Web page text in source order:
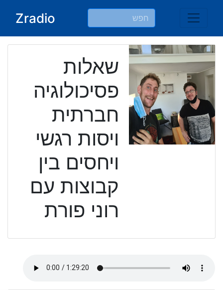
Zradio
שאלות
פסיכולוגיה
חברתית
ויסות רגשי
ויחסים בין
קבוצות עם
רוני פורת